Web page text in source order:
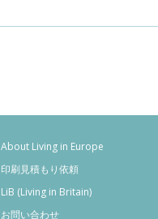
About Living in Europe
印刷見積もり依頼
LiB (Living in Britain)
お問い合わせ